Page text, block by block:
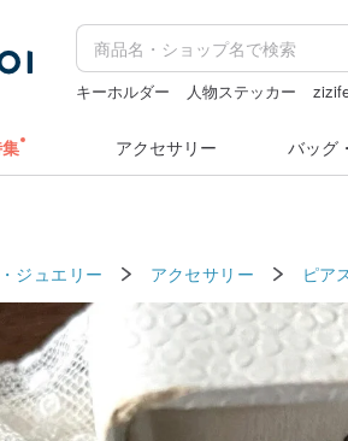
キーホルダー 人物ステッカー
アクセサリー バッグ
ジュエリー アクセサリー ピア